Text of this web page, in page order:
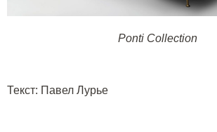
Ponti Collection
Текст: Павел Лурье